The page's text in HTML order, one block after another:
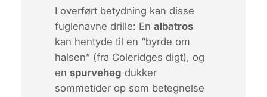
I overført betydning kan disse
fuglenavne drille: En albatros
kan hentyde til en “byrde om
halsen” (fra Coleridges digt), og
en spurvehøg dukker
sommetider op som betegnelse